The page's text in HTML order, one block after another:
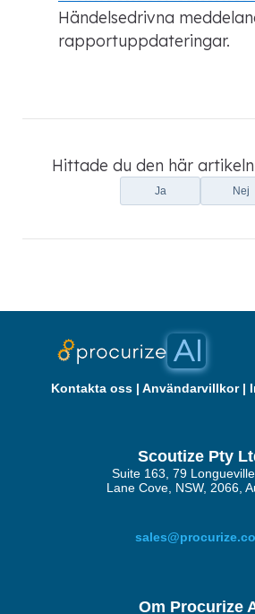
Händelsedrivna
rapportuppdateringar.
Hittade du den här
Ja Nej
Kontakta oss | Användarvillkor|
Scoutize Pty
Suite 163, 79
Lane Cove, NSW, 2066,
Om Procurize